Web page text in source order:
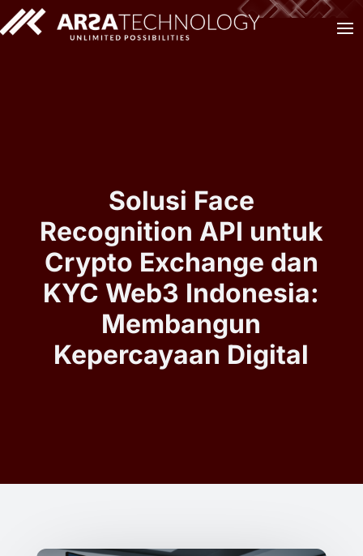
Solusi Face
Recognition API untuk
Crypto Exchange dan
KYC Web3 Indonesia:
Membangun
Kepercayaan Digital